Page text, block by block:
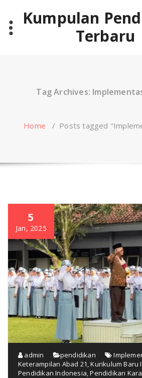
contentKumpulan
Terbaru
Tag Archives:
Home / Posts tagged
5
Jan, 2025
admin pendidikan
Keterampilan Abad 21,Kurikulum Baru
Pendidikan Indonesia,Pendidikan